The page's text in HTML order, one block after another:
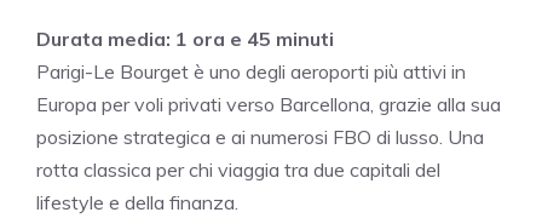
Durata media: 1 ora e 45 minuti
Parigi-Le Bourget è uno degli aeroporti più attivi in
Europa per voli privati verso Barcellona, grazie alla sua
posizione strategica e ai numerosi FBO di lusso. Una
rotta classica per chi viaggia tra due capitali del
lifestyle e della finanza.